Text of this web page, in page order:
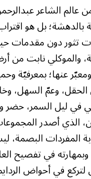
عالم الشاعر
بالدهشة؛ بل هو
تثور دون مقدمات
والموكلي نابت من
عنها؛ بمعرفيّة
الحقل، وعمّ السهل،
في ليل السمر، حضر
الذي أصدر
المفردات البصمة،
في تفصيح
لتركع في أحواض